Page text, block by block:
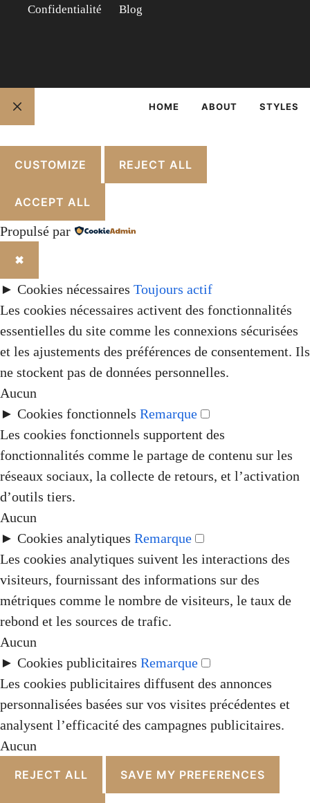
Confidentialité Blog
FERMER
HOME ABOUT STYLES
CUSTOMIZE REJECT ALL
ACCEPT ALL
Propulsé par
✖
► Cookies nécessaires Toujours actif
Les cookies nécessaires activent des fonctionnalités
essentielles du site comme les connexions sécurisées
et les ajustements des préférences de consentement. Ils
ne stockent pas de données personnelles.
Aucun
► Cookies fonctionnels Remarque
Les cookies fonctionnels supportent des
fonctionnalités comme le partage de contenu sur les
réseaux sociaux, la collecte de retours, et l’activation
d’outils tiers.
Aucun
► Cookies analytiques Remarque
Les cookies analytiques suivent les interactions des
visiteurs, fournissant des informations sur des
métriques comme le nombre de visiteurs, le taux de
rebond et les sources de trafic.
Aucun
► Cookies publicitaires Remarque
Les cookies publicitaires diffusent des annonces
personnalisées basées sur vos visites précédentes et
analysent l’efficacité des campagnes publicitaires.
Aucun
REJECT ALL SAVE MY PREFERENCES